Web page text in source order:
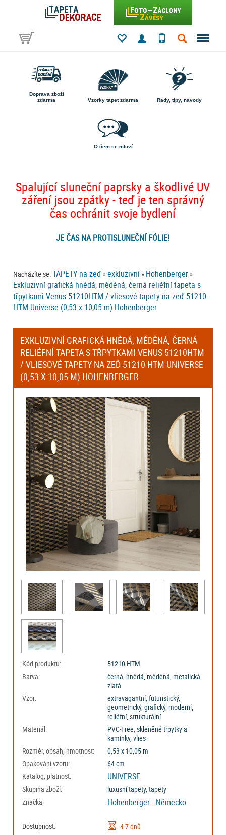
Doprava zboží
zdarma
Vzorky tapet zdarma Rady, tipy, návody
O čem se mluví
Spalující sluneční paprsky a škodlivé UV
záření jsou zpátky - teď je ten správný
čas ochránit svoje bydlení
JE ČAS NA PROTISLUNEČNÍ FÓLIE!
Nacházíte se:TAPETY na zeď »exkluzivní » Hohenberger »
Exkluzivní grafická hnědá, měděná, černá reliéfní tapeta s
třpytkami Venus 51210HTM / vliesové tapety na zeď 51210-
HTM Universe (0,53 x 10,05 m) Hohenberger
EXKLUZIVNÍ GRAFICKÁ HNĚDÁ, MĚDĚNÁ, ČERNÁ
RELIÉFNÍ TAPETA S TŘPYTKAMI VENUS 51210HTM
/ VLIESOVÉ TAPETY NA ZEĎ 51210-HTM UNIVERSE
(0,53 X 10,05 M) HOHENBERGER
Kód produktu:
51210-HTM
Barva:
černá, hnědá, měděná, metalická,
zlatá
Vzor:
extravagantní, futuristický,
geometrický, grafický, moderní,
reliéfní, strukturální
Materiál:
PVC-Free, skleněné třpytky a
kamínky, vlies
Rozměr, obsah, hmotnost:
0,53 x 10,05 m
Opakování vzoru:
64 cm
Katalog, platnost:
UNIVERSE
Skupina zboží:
luxusní tapety, tapety
Značka
Hohenberger - Německo
Dostupnost: 4-7 dnů